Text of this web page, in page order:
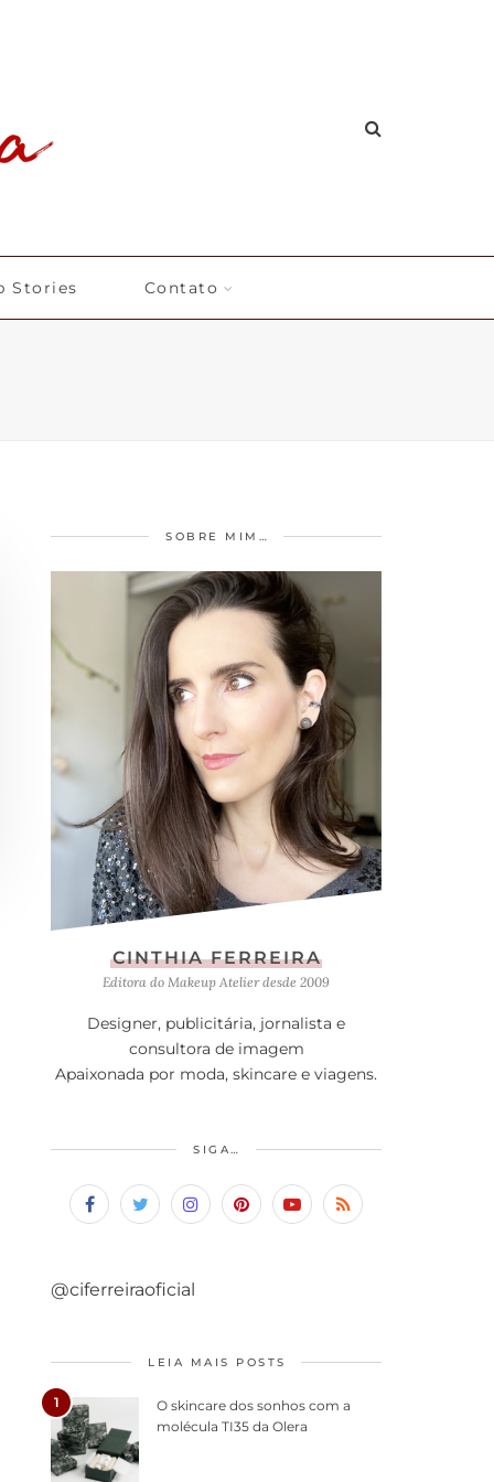
Stories Contato
SOBRE MIM…
CINTHIA FERREIRA
Editora do Makeup Atelier desde 2009
Designer, publicitária, jornalista e
consultora de imagem
Apaixonada por moda, skincare e viagens.
SIGA…
@ciferreiraoficial
LEIA MAIS POSTS
1
O skincare dos sonhos com a
molécula TI35 da Olera